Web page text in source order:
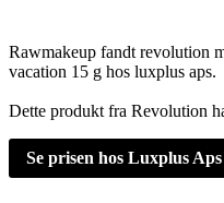
Rawmakeup fandt revolution
vacation 15 g hos luxplus aps.
Dette produkt fra Revolution
Se prisen hos Luxplus Aps